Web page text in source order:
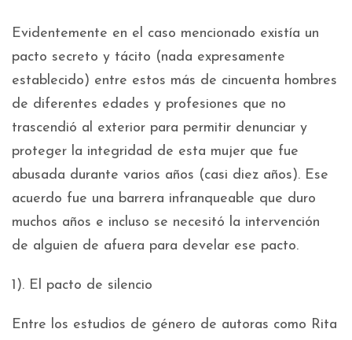
Evidentemente en el caso mencionado existía un
pacto secreto y tácito (nada expresamente
establecido) entre estos más de cincuenta hombres
de diferentes edades y profesiones que no
trascendió al exterior para permitir denunciar y
proteger la integridad de esta mujer que fue
abusada durante varios años (casi diez años). Ese
acuerdo fue una barrera infranqueable que duro
muchos años e incluso se necesitó la intervención
de alguien de afuera para develar ese pacto.
1). El pacto de silencio
Entre los estudios de género de autoras como Rita